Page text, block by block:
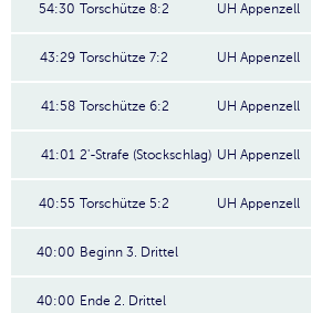
54:30 Torschütze 8:2 UH Appenzell
43:29 Torschütze 7:2 UH Appenzell
41:58 Torschütze 6:2 UH Appenzell
41:01 2'-Strafe (Stockschlag) UH Appenzell
40:55 Torschütze 5:2 UH Appenzell
40:00 Beginn 3. Drittel
40:00 Ende 2. Drittel